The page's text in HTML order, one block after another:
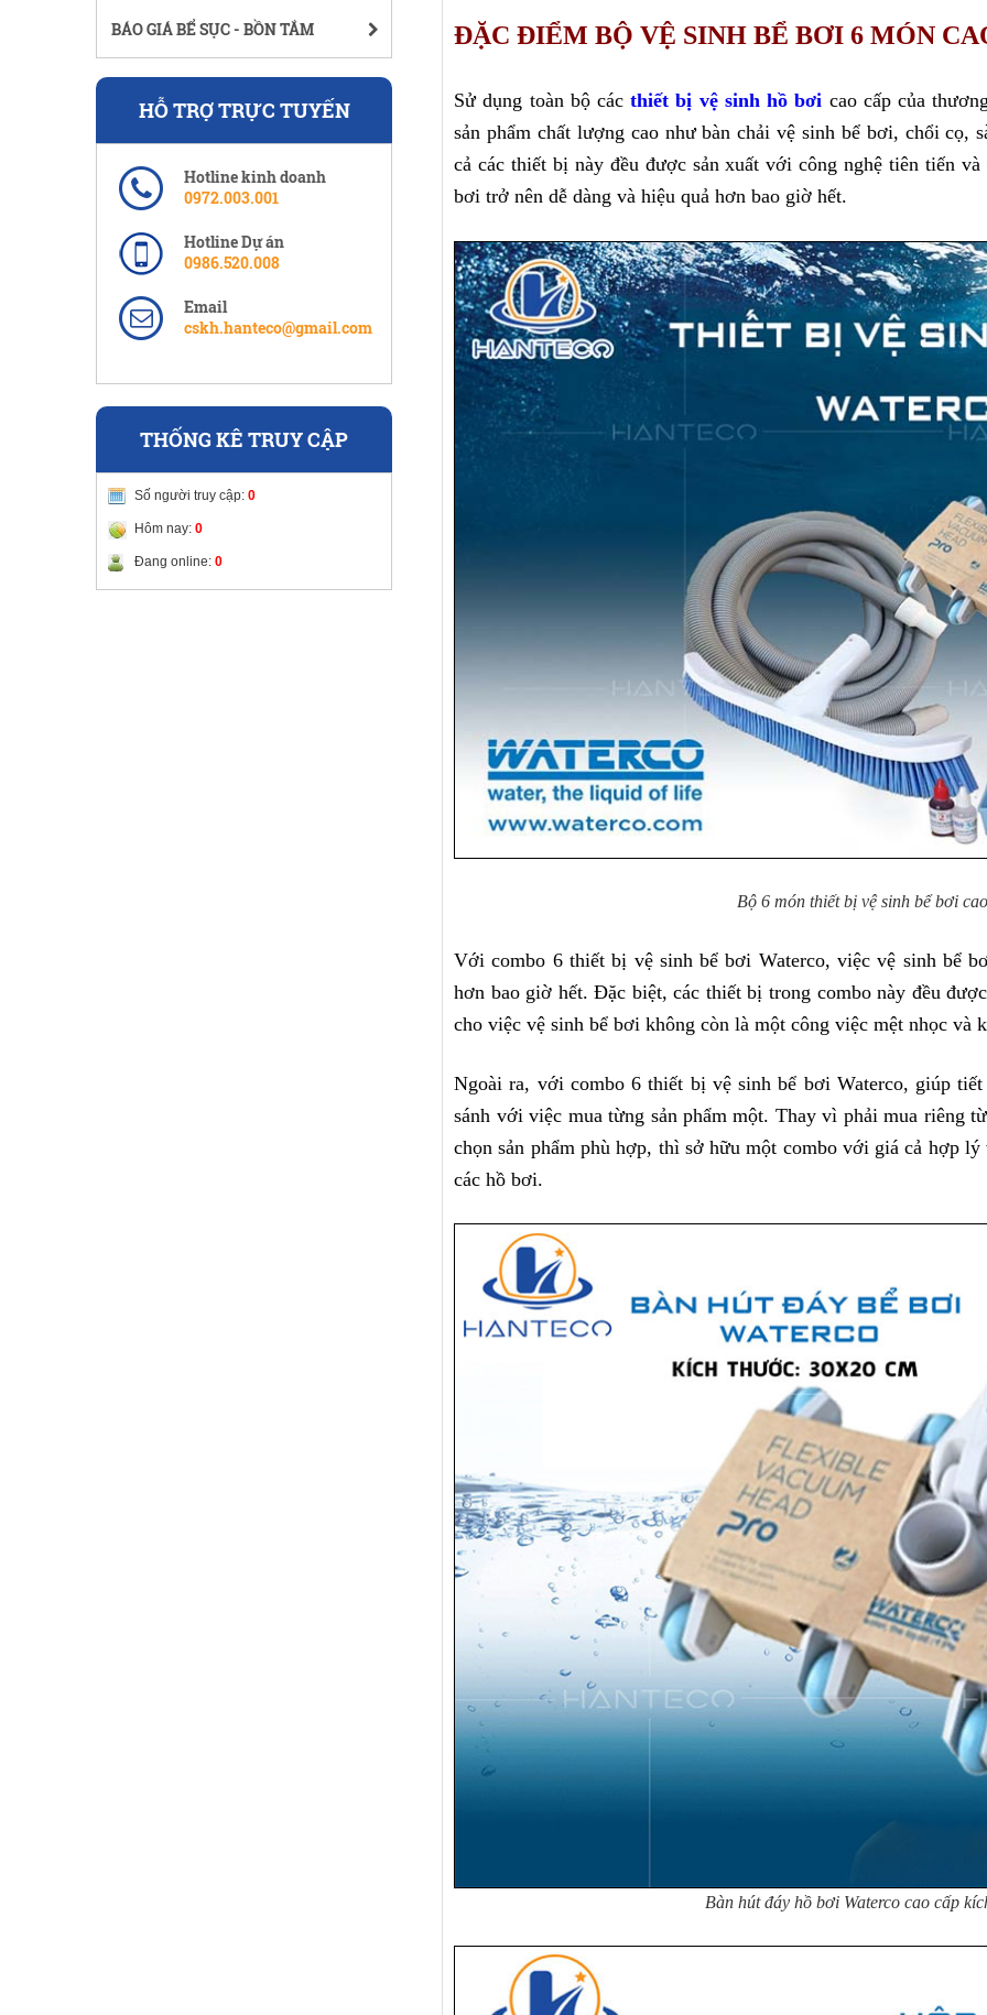
BÁO GIÁ BỂ SỤC - BỒN TẮM
HỖ TRỢ TRỰC TUYẾN
Hotline kinh doanh
0972.003.001
Hotline Dự án
0986.520.008
Email
cskh.hanteco@gmail.com
THỐNG KÊ TRUY CẬP
Số người truy cập: 0
Hôm nay: 0
Đang online: 0
ĐẶC ĐIỂM BỘ VỆ SINH BỂ BƠI 6 MÓN
Sử dụng toàn bộ các thiết bị vệ sinh hồ bơi cao cấp của
sản phẩm chất lượng cao như bàn chải vệ sinh bể bơi, chổi cọ,
cả các thiết bị này đều được sản xuất với công nghệ tiên tiến
bơi trở nên dễ dàng và hiệu quả hơn bao giờ hết.
Bộ 6 món thiết bị vệ sinh bể bơi
Với combo 6 thiết bị vệ sinh bể bơi Waterco, việc vệ sinh bể
hơn bao giờ hết. Đặc biệt, các thiết bị trong combo này đều
cho việc vệ sinh bể bơi không còn là một công việc mệt nhọc và
Ngoài ra, với combo 6 thiết bị vệ sinh bể bơi Waterco, giúp
sánh với việc mua từng sản phẩm một. Thay vì phải mua riêng
chọn sản phẩm phù hợp, thì sở hữu một combo với giá cả hợp
các hồ bơi.
Bàn hút đáy hồ bơi Waterco cao cấp